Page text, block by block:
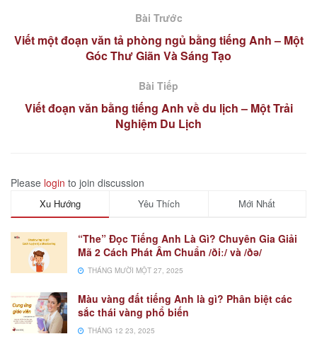
Bài Trước
Viết một đoạn văn tả phòng ngủ bằng tiếng Anh – Một
Góc Thư Giãn Và Sáng Tạo
Bài Tiếp
Viết đoạn văn bằng tiếng Anh về du lịch – Một Trải
Nghiệm Du Lịch
Please login to join discussion
Xu Hướng Yêu Thích Mới Nhất
“The” Đọc Tiếng Anh Là Gì? Chuyên Gia Giải
Mã 2 Cách Phát Âm Chuẩn /ðiː/ và /ðə/
THÁNG MƯỜI MỘT 27, 2025
Màu vàng đất tiếng Anh là gì? Phân biệt các
sắc thái vàng phổ biến
THÁNG 12 23, 2025